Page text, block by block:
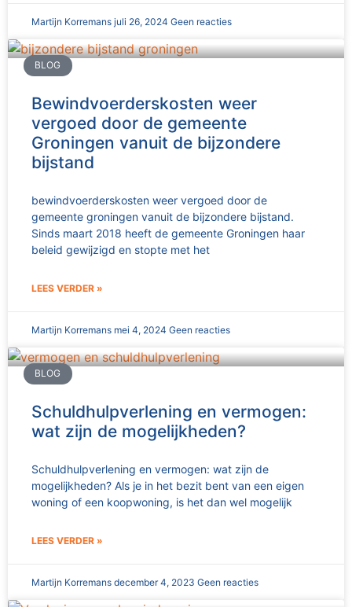
Martijn Korremans juli 26, 2024 Geen reacties
BLOG
Bewindvoerderskosten weer
vergoed door de gemeente
Groningen vanuit de bijzondere
bijstand
bewindvoerderskosten weer vergoed door de
gemeente groningen vanuit de bijzondere bijstand.
Sinds maart 2018 heeft de gemeente Groningen haar
beleid gewijzigd en stopte met het
LEES VERDER »
Martijn Korremans mei 4, 2024 Geen reacties
BLOG
Schuldhulpverlening en vermogen:
wat zijn de mogelijkheden?
Schuldhulpverlening en vermogen: wat zijn de
mogelijkheden? Als je in het bezit bent van een eigen
woning of een koopwoning, is het dan wel mogelijk
LEES VERDER »
Martijn Korremans december 4, 2023 Geen reacties